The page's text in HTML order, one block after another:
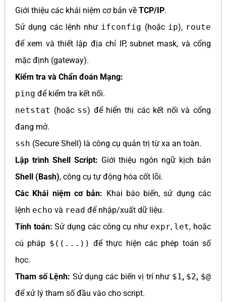
Giới thiệu các khái niệm cơ bản về TCP/IP.
Sử dụng các lệnh như ifconfig (hoặc ip), route
để xem và thiết lập địa chỉ IP, subnet mask, và cổng
mặc định (gateway).
Kiểm tra và Chẩn đoán Mạng:
ping để kiểm tra kết nối.
netstat (hoặc ss) để hiển thị các kết nối và cổng
đang mở.
ssh (Secure Shell) là công cụ quản trị từ xa an toàn.
Lập trình Shell Script: Giới thiệu ngôn ngữ kịch bản
Shell (Bash), công cụ tự động hóa cốt lõi.
Các Khái niệm cơ bản: Khai báo biến, sử dụng các
lệnh echo và read để nhập/xuất dữ liệu.
Tính toán: Sử dụng các công cụ như expr, let, hoặc
cú pháp $((...)) để thực hiện các phép toán số
học.
Tham số Lệnh: Sử dụng các biến vị trí như $1, $2, $@
để xử lý tham số đầu vào cho script.